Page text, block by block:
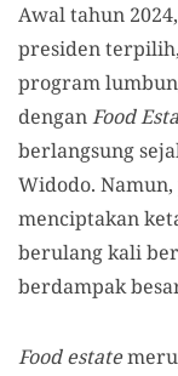
Awal tahun
presiden
program
denganFood
berlangsung
Widodo.
menciptakan
berulang kali
berdampak
Food estate